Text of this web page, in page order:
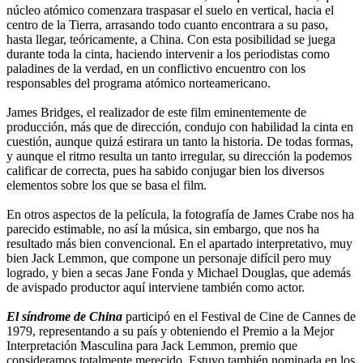
núcleo atómico comenzara traspasar el suelo en vertical, hacia el
centro de la Tierra, arrasando todo cuanto encontrara a su paso,
hasta llegar, teóricamente, a China. Con esta posibilidad se juega
durante toda la cinta, haciendo intervenir a los periodistas como
paladines de la verdad, en un conflictivo encuentro con los
responsables del programa atómico norteamericano.
James Bridges, el realizador de este film eminentemente de
producción, más que de dirección, condujo con habilidad la cinta en
cuestión, aunque quizá estirara un tanto la historia. De todas formas,
y aunque el ritmo resulta un tanto irregular, su dirección la podemos
calificar de correcta, pues ha sabido conjugar bien los diversos
elementos sobre los que se basa el film.
En otros aspectos de la película, la fotografía de James Crabe nos ha
parecido estimable, no así la música, sin embargo, que nos ha
resultado más bien convencional. En el apartado interpretativo, muy
bien Jack Lemmon, que compone un personaje difícil pero muy
logrado, y bien a secas Jane Fonda y Michael Douglas, que además
de avispado productor aquí interviene también como actor.
El síndrome de China participó en el Festival de Cine de Cannes de
1979, representando a su país y obteniendo el Premio a la Mejor
Interpretación Masculina para Jack Lemmon, premio que
consideramos totalmente merecido. Estuvo también nominada en los